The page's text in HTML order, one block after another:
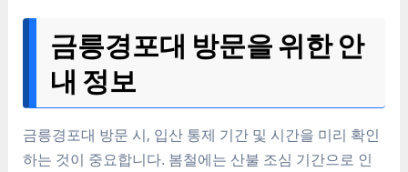
금릉경포대 방문을 위한 안
내 정보
금릉경포대 방문 시, 입산 통제 기간 및 시간을 미리 확인
하는 것이 중요합니다. 봄철에는 산불 조심 기간으로 인